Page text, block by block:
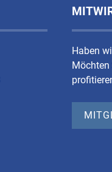
Haben
Möchten